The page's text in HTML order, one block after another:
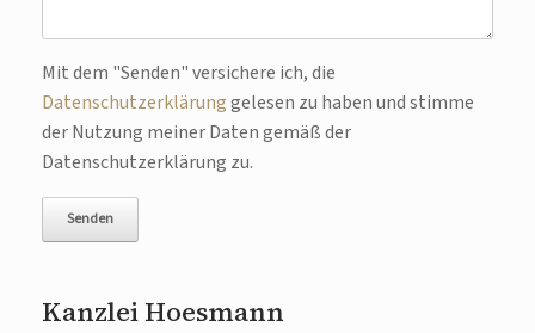
Bitte lasse dieses Feld leer.
Mit dem "Senden" versichere ich, die
Datenschutzerklärunggelesen zu haben und stimme
der Nutzung meiner Daten gemäß der
Datenschutzerklärung zu.
Kanzlei Hoesmann